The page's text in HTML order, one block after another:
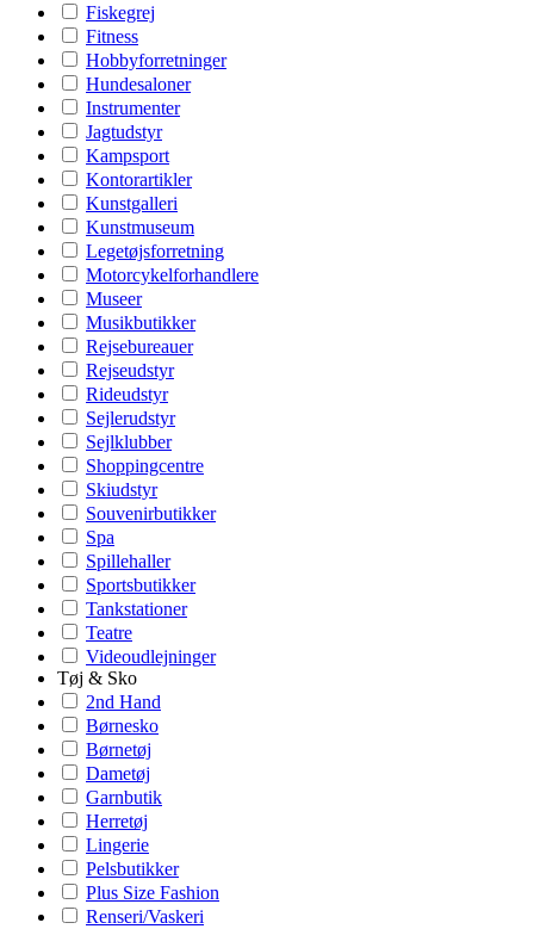
Fiskegrej
Fitness
Hobbyforretninger
Hundesaloner
Instrumenter
Jagtudstyr
Kampsport
Kontorartikler
Kunstgalleri
Kunstmuseum
Legetøjsforretning
Motorcykelforhandlere
Museer
Musikbutikker
Rejsebureauer
Rejseudstyr
Rideudstyr
Sejlerudstyr
Sejlklubber
Shoppingcentre
Skiudstyr
Souvenirbutikker
Spa
Spillehaller
Sportsbutikker
Tankstationer
Teatre
Videoudlejninger
Tøj & Sko
2nd Hand
Børnesko
Børnetøj
Dametøj
Garnbutik
Herretøj
Lingerie
Pelsbutikker
Plus Size Fashion
Renseri/Vaskeri